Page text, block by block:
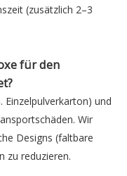
(zusätzlich 2–3
für den
Einzelpulverkarton) und
Wir
Designs (faltbare
zu reduzieren.